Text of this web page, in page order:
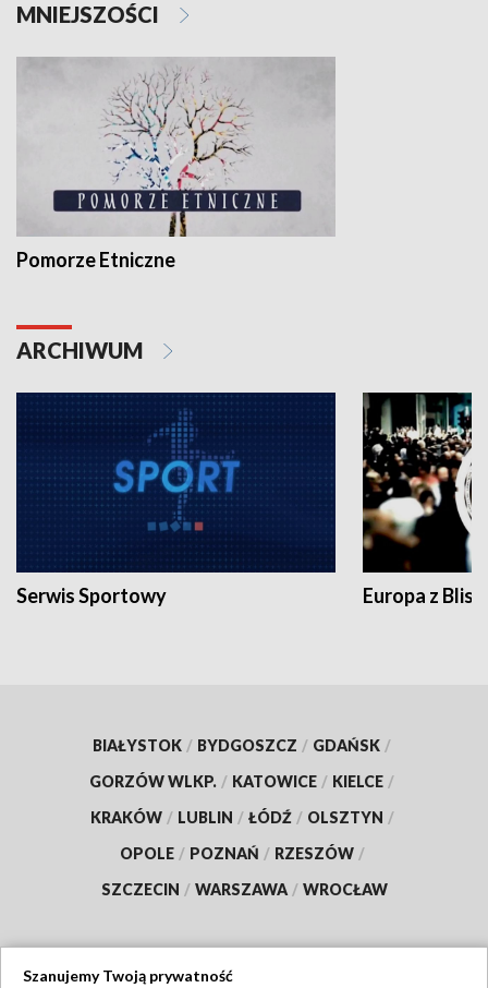
MNIEJSZOŚCI
Pomorze Etniczne
ARCHIWUM
Serwis Sportowy Europa z
BIAŁYSTOK / BYDGOSZCZ / GDAŃSK /
GORZÓW WLKP. / KATOWICE / KIELCE /
KRAKÓW / LUBLIN / ŁÓDŹ / OLSZTYN /
OPOLE / POZNAŃ / RZESZÓW /
SZCZECIN / WARSZAWA / WROCŁAW
Szanujemy Twoją prywatność